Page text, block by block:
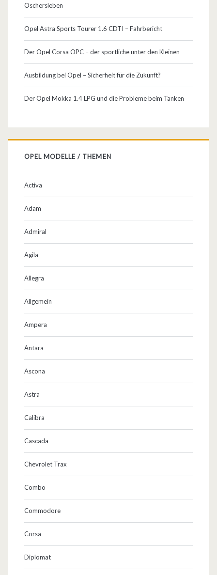
r
r
e
f
n
5
8
n
R
e
e
Oschersleben
Opel Astra Sports Tourer 1.6 CDTI – Fahrbericht
Der Opel Corsa OPC – der sportliche unter den Kleinen
Ausbildung bei Opel – Sicherheit für die Zukunft?
Der Opel Mokka 1.4 LPG und die Probleme beim Tanken
OPEL MODELLE / THEMEN
Activa
Adam
Admiral
Agila
Allegra
Allgemein
Ampera
Antara
Ascona
Astra
Calibra
Cascada
Chevrolet Trax
Combo
Commodore
Corsa
Diplomat